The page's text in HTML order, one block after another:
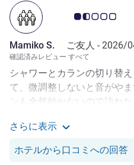
お客さまの声 1.5/5
Mamiko S. ご友人 - 2026/
確認済みレビュー すべて
シャワーとカランの切り替
て、微調整しないと音がや
ンも全然効かないので訪ね
頼んでおいたのに配置され
れたけど枕がなくて、どう
い。チェックアウトの日が
さらに表示
ホテルから口コミへの回答